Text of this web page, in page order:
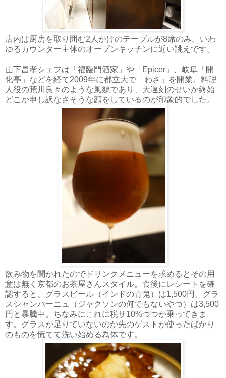
店内は厨房を取り囲む2人がけのテーブルが8席のみ。いわ
ゆるカウンター主体のオープンキッチンに近い誂えです。
山下昌孝シェフは「福臨門酒家」や「Epicer」、岐阜「開
化亭」などを経て2009年に都立大で「わさ」を開業。料理
人役の荒川良々のような風貌であり、大遅刻のせいか終始
どこか申し訳なさそうな顔をしているのが印象的でした。
飲み物を聞かれたのでドリンクメニューを求めるとその用
意は無く京都のお茶屋さんスタイル。食後にレシートを確
認すると、グラスビール（インドの青鬼）は1,500円、グラ
スシャンパーニュ（ジャクソンの何でもないやつ）は3,500
円と暴騰中。ちなみにこれに税サ10%づつが乗ってきま
す。グラスが足りていないのか先のゲストが使ったばかり
のものを慌てて洗い始める為体です。